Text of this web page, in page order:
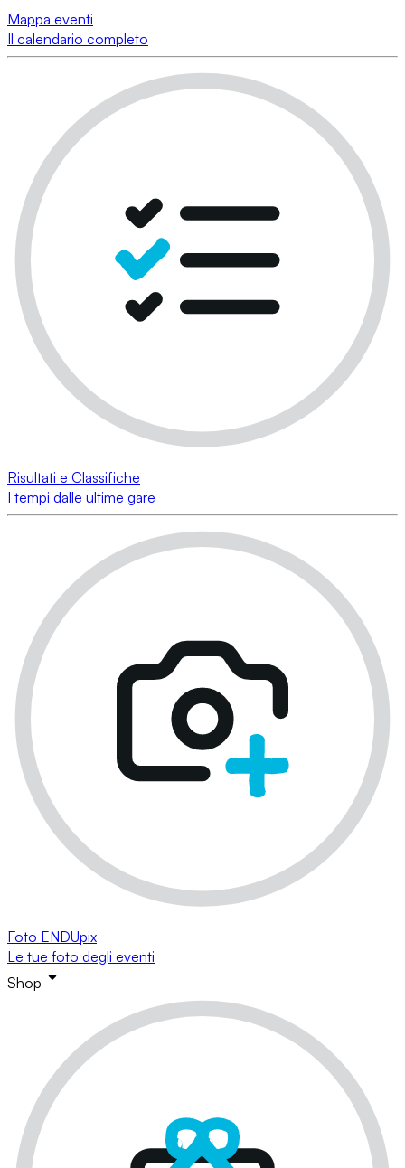
Mappa eventi
Il calendario completo
Risultati e Classifiche
I tempi dalle ultime gare
Foto ENDUpix
Le tue foto degli eventi
Shop